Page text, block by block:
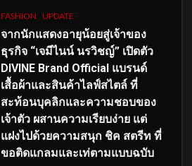
FASHION UPDATE
จากนักแสดงอายุน้อยสู่เจ้าของ
ธุรกิจ “เจมีไนน์ นรวิชญ์” เปิดตัว
DIVINE Brand Official แบรนด์
เสื้อผ้าและสินค้าไลฟ์สไตล์ ที่
สะท้อนบุคลิกและความชอบของ
เจ้าตัว ผสานความเรียบง่าย แต่
แฝงไปด้วยความสนุก ชิค สตรีท ที่
ขอติดแกลมและเท่ตามแบบฉบับ